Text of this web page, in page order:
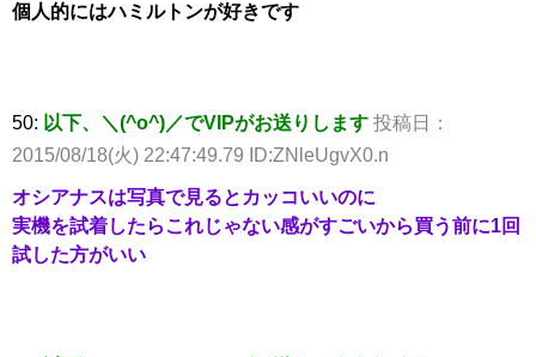
個人的にはハミルトンが好きです
50: 以下、＼(^o^)／でVIPがお送りします 投稿日：
2015/08/18(火) 22:47:49.79 ID:ZNleUgvX0.n
オシアナスは写真で見るとカッコいいのに
実機を試着したらこれじゃない感がすごいから買う前に1回
試した方がいい